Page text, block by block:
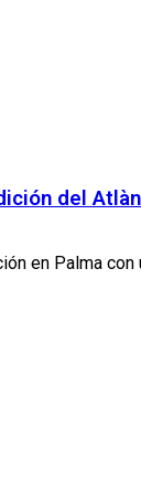
del
en Palma